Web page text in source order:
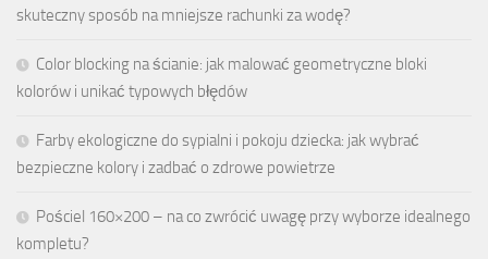
skuteczny sposób na mniejsze rachunki za wodę?
Color blocking na ścianie: jak malować geometryczne bloki
kolorów i unikać typowych błędów
Farby ekologiczne do sypialni i pokoju dziecka: jak wybrać
bezpieczne kolory i zadbać o zdrowe powietrze
Pościel 160×200 – na co zwrócić uwagę przy wyborze idealnego
kompletu?